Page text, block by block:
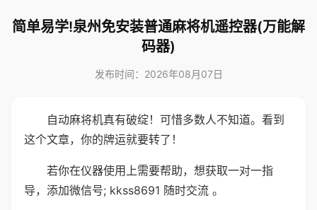
简单易学!泉州免安装普通麻将机遥控器(万能解
码器)
发布时间：2026年08月07日
自动麻将机真有破绽！可惜多数人不知道。看到
这个文章，你的牌运就要转了！
若你在仪器使用上需要帮助，想获取一对一指
导，添加微信号; kkss8691 随时交流 。